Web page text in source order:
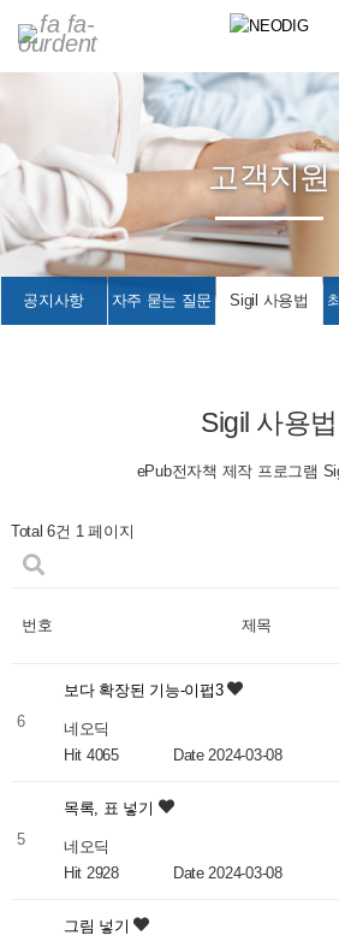
공지사항 자주 묻는 질문 Sigil 사용법
고객지원
Sigil 사용법
ePub전자책 제작 프로그램
Total 6건 1 페이지
번호 제목
6
보다 확장된 기능-이펍3
네오딕
Hit 4065 Date 2024-03-08
5
목록, 표 넣기
네오딕
Hit 2928 Date 2024-03-08
그림 넣기